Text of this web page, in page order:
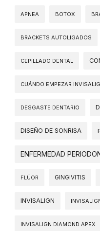
APNEA BOTOX
BRACKETS AUTOLIGADOS
CEPILLADO DENTAL
CUÁNDO EMPEZAR
DESGASTE DENTARIO
DISEÑO DE SONRISA
ENFERMEDAD
FLÚOR GINGIVITIS
INVISALIGN
INVISALIGN DIAMOND APEX